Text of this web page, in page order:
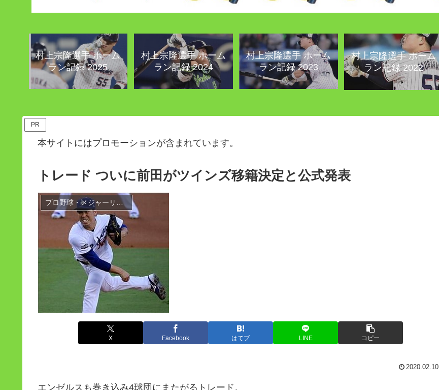
村上宗隆選手 ホーム
ラン記録 2025
村上宗隆選手 ホーム
ラン記録 2024
村上宗隆選手 ホーム
ラン記録 2023
村上宗隆選手 ホーム
ラン記録 2022
PR
本サイトにはプロモーションが含まれています。
トレード ついに前田がツインズ移籍決定と公式発表
プロ野球・メジャーリーグ
X Facebook はてブ LINE コピー
2020.02.10
エンゼルスも巻き込み4球団にまたがるトレード。